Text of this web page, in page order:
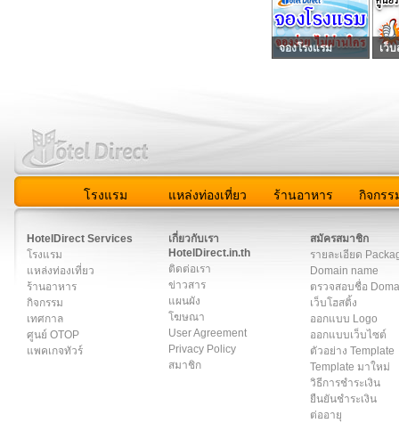
จองโรงแรม เว็
โรงแรม แหล่งท่องเที่ยว ร้านอาหาร กิจกรร
HotelDirect Services
โรงแรม
แหล่งท่องเที่ยว
ร้านอาหาร
กิจกรรม
เทศกาล
ศูนย์ OTOP
แพคเกจทัวร์
เกี่ยวกับเรา
HotelDirect.in.th
ติดต่อเรา
ข่าวสาร
แผนผัง
โฆษณา
User Agreement
Privacy Policy
สมาชิก
สมัครสมาชิก
รายละเอียด
Domain name
ตรวจสอบชื่อ
เว็บโฮสติ้ง
ออกแบบ Logo
ออกแบบเว็บไซต์
ตัวอย่าง Template
Template มาใหม่
วิธีการชำระเงิน
ยืนยันชำระเงิน
ต่ออายุ